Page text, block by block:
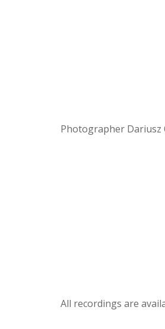
Photographer Dariusz
All recordings are